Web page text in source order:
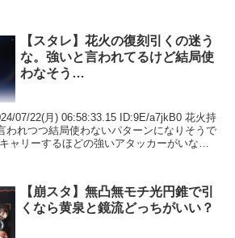
【スタレ】花火の復刻引くの迷う
な。強いと言われてるけど結局使
わなそう…
07/22(月) 06:58:33.15 ID:9E/a7jkB0 花火持
われつつ結局使わないパターンになりそうで
ャリーするほどの強いアタッカーがいない
【崩スタ】無凸無モチ光円錐で引
くなら黄泉と鏡流どっちがいい？